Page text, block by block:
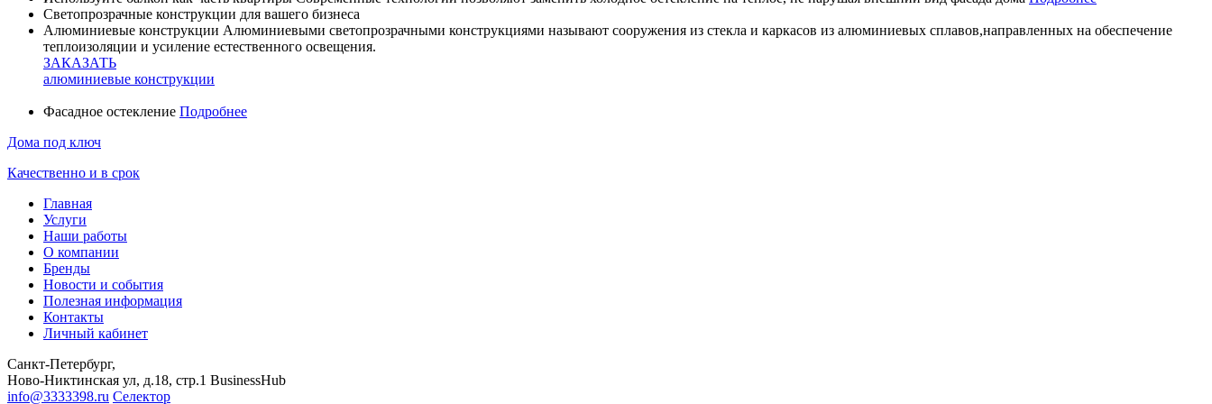
Светопрозрачные конструкции для вашего бизнеса
Алюминиевые конструкции Алюминиевыми светопрозрачными конструкциями называют сооружения из стекла и каркасов из алюминиевых сплавов,направленных на обеспечение
теплоизоляции и усиление естественного освещения.
ЗАКАЗАТЬ
алюминиевые конструкции
Фасадное остекление Подробнее
Дома под ключ
Качественно и в срок
Главная
Услуги
Наши работы
О компании
Бренды
Новости и события
Полезная информация
Контакты
Личный кабинет
Санкт-Петербург,
Ново-Никтинская ул, д.18, стр.1 BusinessHub
info@3333398.ru Селектор